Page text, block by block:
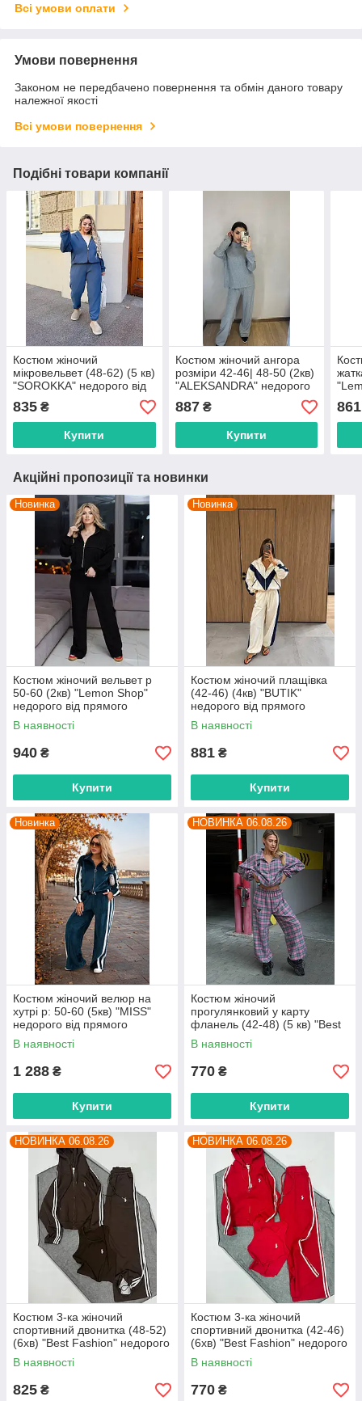
Всі умови оплати
Умови повернення
Законом не передбачено повернення та обмін даного товару
належної якості
Всі умови повернення
Подібні товари компанії
Костюм жіночий
мікровельвет (48-62) (5 кв)
"SOROKKA" недорого від
прямого постачальника
835 ₴
Купити
Костюм жіночий ангора
розміри 42-46| 48-50 (2кв)
"ALEKSANDRA" недорого
від прямого
постачальника
887₴
Купити
від
861
Акційні пропозиції та новинки
Новинка
Костюм жіночий вельвет р
50-60 (2кв) "Lemon Shop"
недорого від прямого
постачальника
В наявності
940 ₴
Купити
Новинка
Костюм жіночий плащівка
(42-46) (4кв) "BUTIK"
недорого від прямого
постачальника
В наявності
881 ₴
Купити
Новинка
Костюм жіночий велюр на
хутрі р: 50-60 (5кв) "MISS"
недорого від прямого
постачальника
В наявності
1 288 ₴
Купити
НОВИНКА 06.08.26
Костюм жіночий
прогулянковий у карту
фланель (42-48) (5 кв) "Best
Fashion" недорого від
прямого постачальника
В наявності
770 ₴
Купити
НОВИНКА 06.08.26
Костюм 3-ка жіночий
спортивний двонитка (48-52)
(6хв) "Best Fashion" недорого
від прямого постачальника
В наявності
825 ₴
НОВИНКА 06.08.26
Костюм 3-ка жіночий
спортивний двонитка (42-46)
(6хв) "Best Fashion" недорого
від прямого постачальника
В наявності
770 ₴